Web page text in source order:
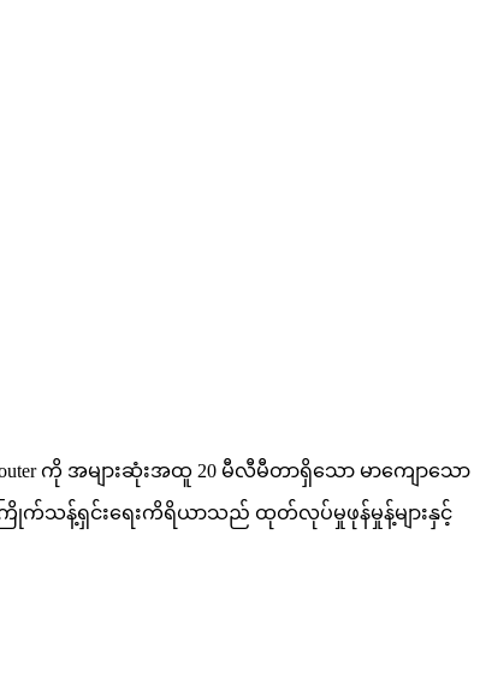
ကို အများဆုံးအထူ 20 မီလီမီတာရှိသော မာကျောသော
က်သန့်ရှင်းရေးကိရိယာသည် ထုတ်လုပ်မှုဖုန်မှုန့်များနှင့်